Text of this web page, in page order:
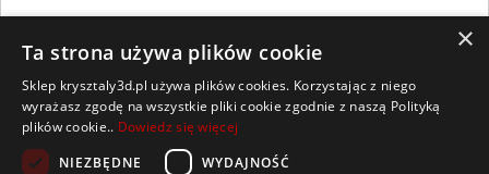
Wszelkie prawa zastrzeżone
Kontakt Współpraca Regulamin
Pomoc Strona główna
×
Ta strona używa plików cookie
Sklep krysztaly3d.pl używa plików cookies. Korzystając z niego
wyrażasz zgodę na wszystkie pliki cookie zgodnie z naszą Polityką
plików cookie.. Dowiedz się więcej
NIEZBĘDNE
WYDAJNOŚĆ